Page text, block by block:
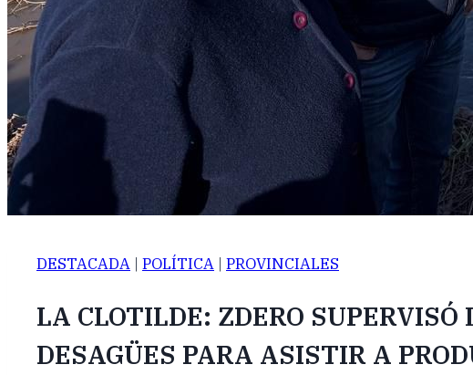
DESTACADA | POLÍTICA | PROVINCIALES
LA CLOTILDE: ZDERO
DESAGÜES PARA ASISTIR A